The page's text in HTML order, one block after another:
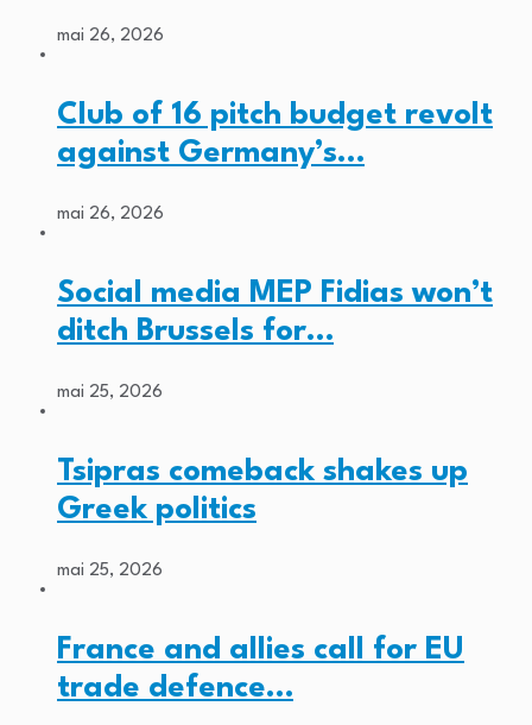
mai 26, 2026
Club of 16 pitch budget revolt
against Germany’s…
mai 26, 2026
Social media MEP Fidias won’t
ditch Brussels for…
mai 25, 2026
Tsipras comeback shakes up
Greek politics
mai 25, 2026
France and allies call for EU
trade defence…